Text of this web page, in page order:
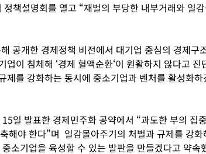
책설명회를 열고 “재벌의 부당한 내부거래와 일
공개한 경제정책 비전에서 대기업 중심의 경제구
업이 침체해 ‘경제 혈액순환‘이 원활하지 않다고 진
제를 강화하는 동시에 중소기업과 벤처를 활성화하
일 발표한 경제민주화 공약에서 “과도한 부의 집
해야 한다”며 일감몰아주기의 처벌과 규제를 강화
소기업을 육성할 수 있는 발판을 만들겠다고 약속